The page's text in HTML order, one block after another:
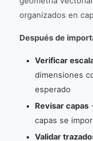
organizados en
Después de
Verificar
dimensiones
esperado
Revisar capas
capas se
Validar